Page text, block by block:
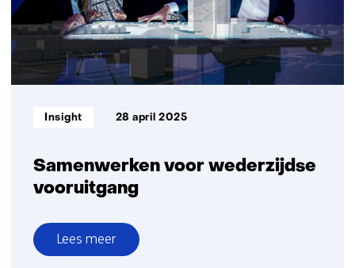
Samenwerken voor wederzijdse
vooruitgang
Informatietype:
Insight 28 april 2025
Lees meer
over